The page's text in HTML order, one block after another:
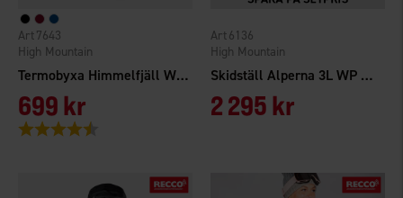
Termobyxa Himmelfjäll WP Dam
High Mountain
7643
699 kr
Betyg:
Skidställ Alperna 3L WP Dam
High Mountain
6136
2 295 kr